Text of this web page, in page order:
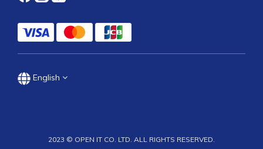
English
2023 © OPEN IT CO. LTD. ALL RIGHTS RESERVED.